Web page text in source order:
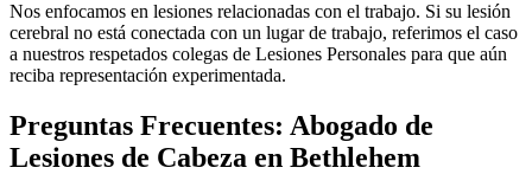
Nos enfocamos en lesiones relacionadas con el trabajo. Si su lesión
cerebral no está conectada con un lugar de trabajo, referimos el caso
a nuestros respetados colegas de Lesiones Personales para que aún
reciba representación experimentada.
Preguntas Frecuentes: Abogado de
Lesiones de Cabeza en Bethlehem